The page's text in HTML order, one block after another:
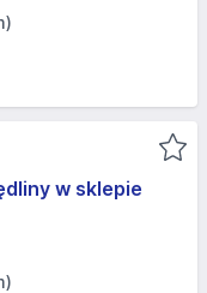
w sklepie